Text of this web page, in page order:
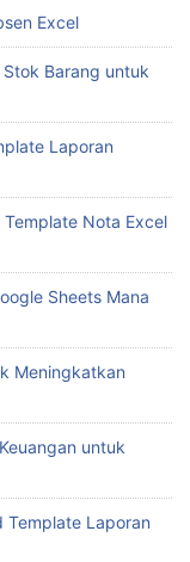
Excel
Barang untuk
Laporan
Nota Excel
Sheets Mana
Meningkatkan
untuk
Template Laporan